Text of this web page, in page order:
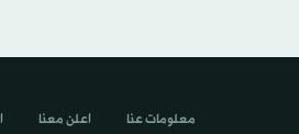
معلومات عنا اعلن معنا